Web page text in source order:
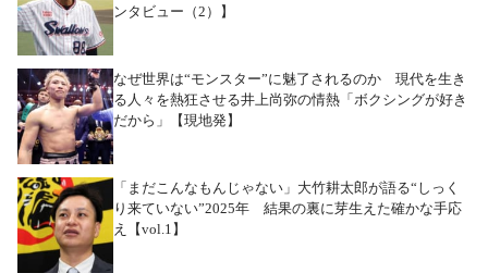
ンタビュー（2）】
なぜ世界は“モンスター”に魅了されるのか 現代を生き
る人々を熱狂させる井上尚弥の情熱「ボクシングが好き
だから」【現地発】
「まだこんなもんじゃない」大竹耕太郎が語る“しっく
り来ていない”2025年 結果の裏に芽生えた確かな手応
え【vol.1】